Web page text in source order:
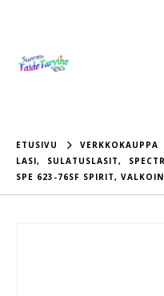
ETUSIVU
VERKKOKAUPPA
LASI, SULATUSLASIT,
SPE 623-76SF SPIRIT,